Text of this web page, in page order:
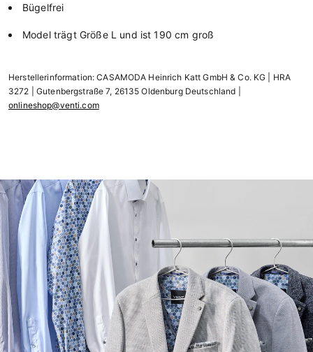
Bügelfrei
Model trägt Größe L und ist 190 cm groß
Herstellerinformation: CASAMODA Heinrich Katt GmbH & Co. KG | HRA
3272 | Gutenbergstraße 7, 26135 Oldenburg Deutschland |
onlineshop@venti.com